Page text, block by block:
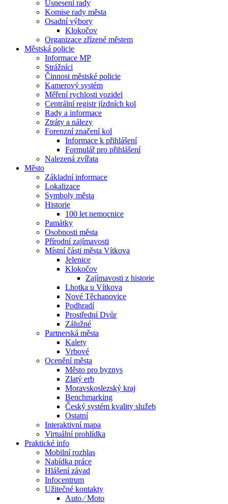
Usnesení rady
Komise rady města
Osadní výbory
Klokočov
Organizace zřízené městem
Městská policie
Informace MP
Strážníci
Činnost městské policie
Kamerový systém
Měření rychlosti vozidel
Centrální registr jízdních kol
Rady a informace
Ztráty a nálezy
Forenzní značení kol
Informace k přihlášení
Formulář pro přihlášení
Nalezená zvířata
Město
Základní informace
Lokalizace
Symboly města
Historie
100 let nemocnice
Památky
Osobnosti města
Přírodní zajímavosti
Místní části města Vítkova
Jelenice
Klokočov
Zajímavosti z historie
Lhotka u Vítkova
Nové Těchanovice
Podhradí
Prostřední Dvůr
Zálužné
Partnerská města
Kalety
Vrbové
Ocenění města
Město pro byznys
Zlatý erb
Moravskoslezský kraj
Benchmarking
Český systém kvality služeb
Ostatní
Interaktivní mapa
Virtuální prohlídka
Praktické info
Mobilní rozhlas
Nabídka práce
Hlášení závad
Infocentrum
Užitečné kontakty
Auto ⁄ Moto